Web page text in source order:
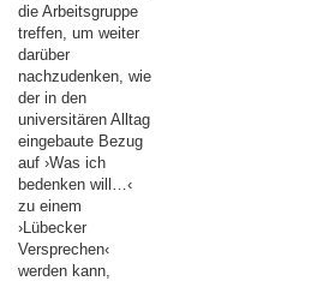
die Arbeitsgruppe
treffen, um weiter
darüber
nachzudenken, wie
der in den
universitären Alltag
eingebaute Bezug
auf ›Was ich
bedenken will…‹
zu einem
›Lübecker
Versprechen‹
werden kann,